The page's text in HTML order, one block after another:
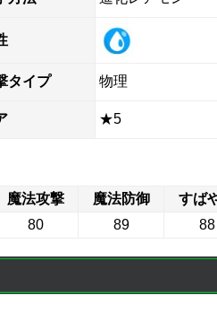
タイプ 物理
★5
魔法攻撃 魔法防御 すば
80 89 88